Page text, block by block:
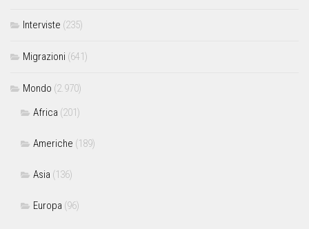
Interviste (235)
Migrazioni (641)
Mondo (2.970)
Africa (201)
Americhe (189)
Asia (136)
Europa (96)